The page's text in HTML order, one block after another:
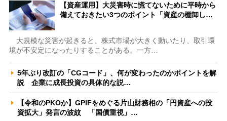
【資産運用】大災害時に慌てないために平時から
備えておきたい3つのポイント「資産の棚卸し…
大規模な災害が起きると、株式市場が大きく動いたり、取引環
境が不安定になったりすることがある。一方…
5年ぶり改訂の「CGコード」、何が変わったのかポイントを解
説 企業に成長投資の具体的な説…
【令和のPKOか】GPIFをめぐる片山財務相の「円資産への投
資拡大」発言の波紋 「国債重視」…